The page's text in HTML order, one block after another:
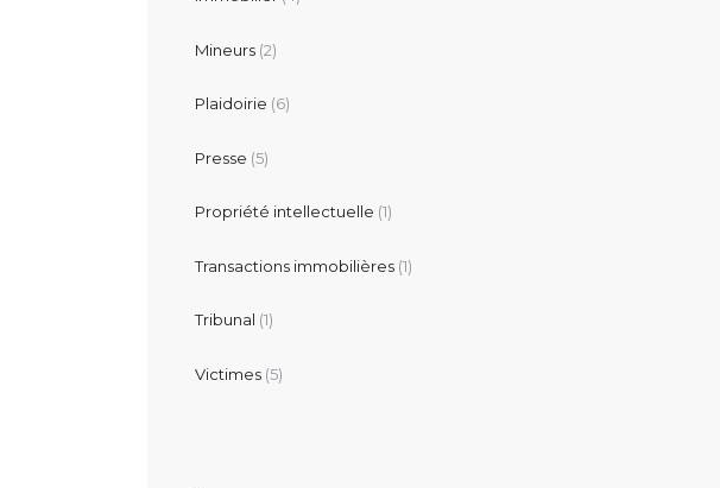
Mineurs (2)
Plaidoirie (6)
Presse (5)
Propriété intellectuelle (1)
Transactions immobilières (1)
Tribunal (1)
Victimes (5)